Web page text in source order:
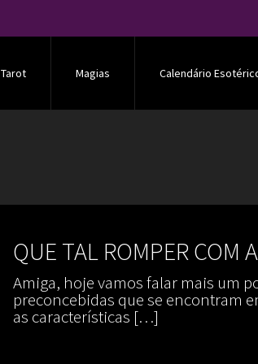
Tarot Magias Calendário
QUE TAL ROMPER COM
Amiga, hoje vamos falar mais um
preconcebidas que se encontram
as características […]